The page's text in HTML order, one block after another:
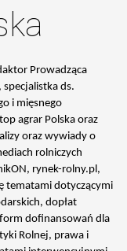
Prowadząca
ds.
i mięsnego
agrar Polska oraz
oraz wywiady o
rolniczych
rynek-rolny.pl,
tematami dotyczącymi
dopłat
dofinansowań dla
Rolnej, prawa i